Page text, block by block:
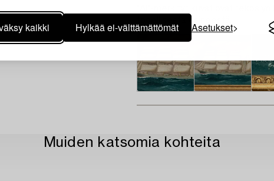
kaikki Hylkää ei-välttämättömät Asetukset
"AI"-merkityt kuvat ovat
Muiden katsomia kohteita